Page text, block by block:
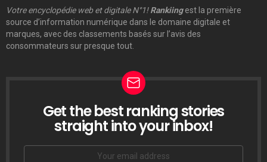
Votre encyclopédie web et digitale N°1! Rankiingest la première
source d’information numérique dans le domaine digitale et
marques, avec des classements basés sur l’avis des
consommateurs sur presque tout.
LETTRE
D’INFORMATION
Get the best ranking stories
straight into your inbox!
Email